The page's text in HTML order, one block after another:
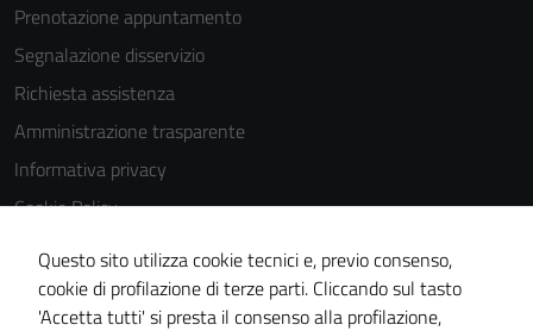
Prenotazione appuntamento
Segnalazione disservizio
Richiesta assistenza
Amministrazione trasparente
Informativa privacy
Cookie Policy
Note legali
Dichiarazione di accessibilità
Piano di miglioramento del sito
Questo sito utilizza cookie tecnici e, previo consenso,
cookie di profilazione di terze parti. Cliccando sul tasto
'Accetta tutti' si presta il consenso alla profilazione,